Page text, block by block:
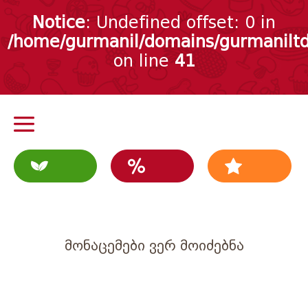
Notice: Undefined offset: 0 in
/home/gurmanil/domains/
on line 41
მონაცემები ვერ მოიძებნა